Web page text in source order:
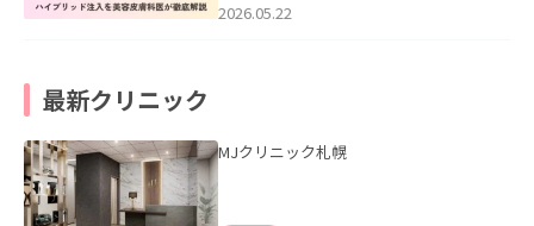
た。
2026.05.22
最新クリニック
MJクリニック札幌